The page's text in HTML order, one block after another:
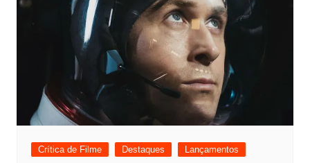
Crítica de Filme Destaques Lançamentos